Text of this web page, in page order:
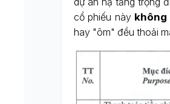
cổ phiếu này không
hay "ôm" đều thoải